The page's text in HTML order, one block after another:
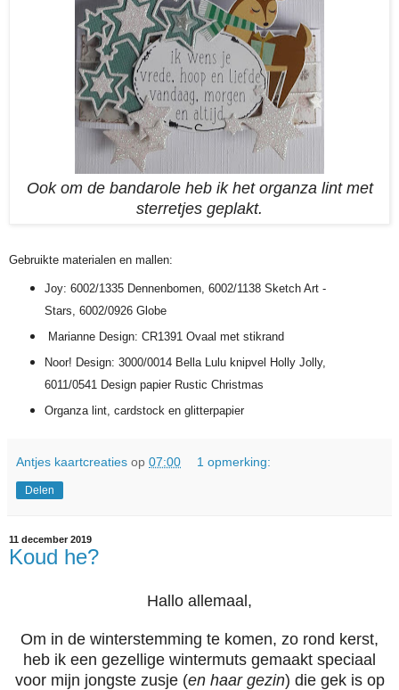
Ook om de bandarole heb ik het organza lint met
sterretjes geplakt.
Gebruikte materialen en mallen:
Joy: 6002/1335 Dennenbomen, 6002/1138 Sketch Art -
Stars, 6002/0926 Globe
Marianne Design: CR1391 Ovaal met stikrand
Noor! Design: 3000/0014 Bella Lulu knipvel Holly Jolly,
6011/0541 Design papier Rustic Christmas
Organza lint, cardstock en glitterpapier
Antjes kaartcreaties op 07:00 1 opmerking:
Delen
11 december 2019
Koud he?
Hallo allemaal,
Om in de winterstemming te komen, zo rond kerst,
heb ik een gezellige wintermuts gemaakt speciaal
voor mijn jongste zusje (en haar gezin) die gek is op